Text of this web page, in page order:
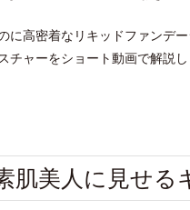
に高密着なリキッドファンデ
チャーをショート動画で解説
肌美人に見せる